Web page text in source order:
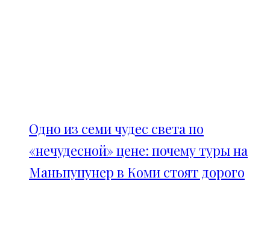
Одно из семи чудес света по
«нечудесной» цене: почему туры на
Маньпупунер в Коми стоят дорого